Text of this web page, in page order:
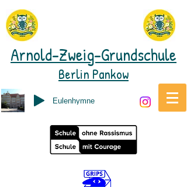
Arnold-Zweig-Grundschule
Berlin Pankow
Eulenhymne